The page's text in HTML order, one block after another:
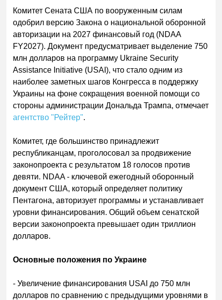
Комитет Сената США по вооруженным силам
одобрил версию Закона о национальной оборонной
авторизации на 2027 финансовый год (NDAA
FY2027). Документ предусматривает выделение 750
млн долларов на программу Ukraine Security
Assistance Initiative (USAI), что стало одним из
наиболее заметных шагов Конгресса в поддержку
Украины на фоне сокращения военной помощи со
стороны администрации Дональда Трампа, отмечает
агентство "Рейтер".
Комитет, где большинство принадлежит
республиканцам, проголосовал за продвижение
законопроекта с результатом 18 голосов против
девяти. NDAA - ключевой ежегодный оборонный
документ США, который определяет политику
Пентагона, авторизует программы и устанавливает
уровни финансирования. Общий объем сенатской
версии законопроекта превышает один триллион
долларов.
Основные положения по Украине
- Увеличение финансирования USAI до 750 млн
долларов по сравнению с предыдущими уровнями в